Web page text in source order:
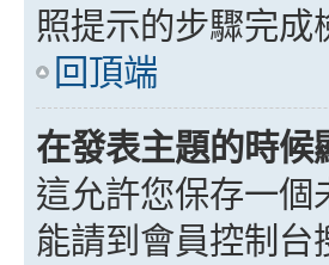
照提示的步驟完成
回頂端
在發表主題的時候
這允許您保存一個
能請到會員控制台